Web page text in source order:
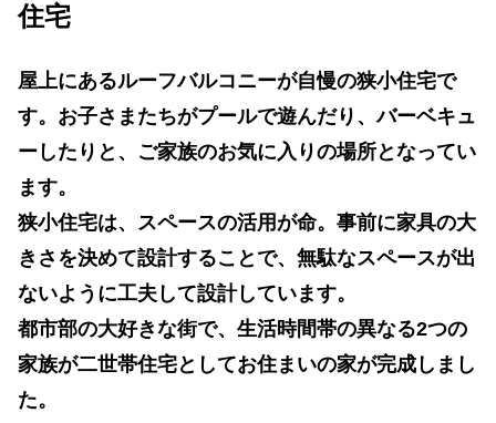
住宅
屋上にあるルーフバルコニーが自慢の狭小住宅で
す。お子さまたちがプールで遊んだり、バーベキュ
ーしたりと、ご家族のお気に入りの場所となってい
ます。
狭小住宅は、スペースの活用が命。事前に家具の大
きさを決めて設計することで、無駄なスペースが出
ないように工夫して設計しています。
都市部の大好きな街で、生活時間帯の異なる2つの
家族が二世帯住宅としてお住まいの家が完成しまし
た。